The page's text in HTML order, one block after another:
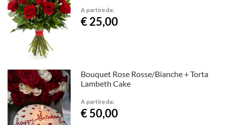
A partire da:
€ 25,00
Bouquet Rose Rosse/Bianche + Torta
Lambeth Cake
A partire da:
€ 50,00